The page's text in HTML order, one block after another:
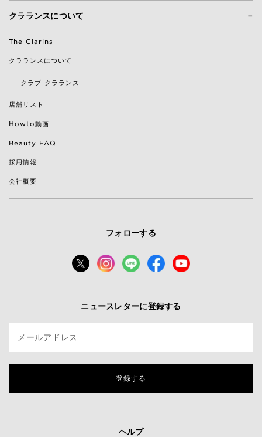
-
クラランスについて
The Clarins
クラランスについて
クラブ クラランス
店舗リスト
Howto動画
Beauty FAQ
採用情報
会社概要
フォローする
ニュースレターに登録する
メールアドレス
登録する
ヘルプ